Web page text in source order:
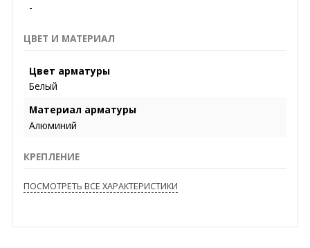
-
ЦВЕТ И МАТЕРИАЛ
Цвет арматуры
Белый
Материал арматуры
Алюминий
КРЕПЛЕНИЕ
ПОСМОТРЕТЬ ВСЕ ХАРАКТЕРИСТИКИ